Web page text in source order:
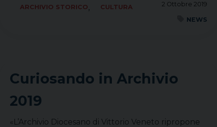
2 Ottobre 2019
ARCHIVIO STORICO,
CULTURA
NEWS
Curiosando in Archivio
2019
«L’Archivio Diocesano di Vittorio Veneto ripropone